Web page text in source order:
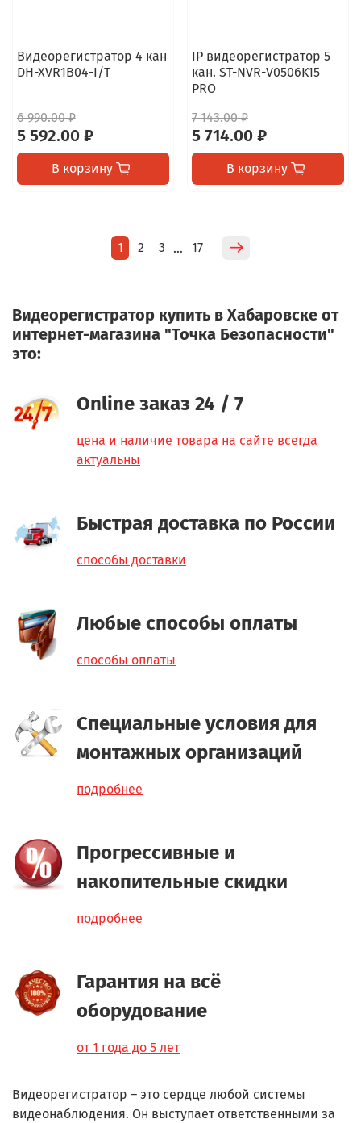
Видеорегистратор 4 кан
DH-XVR1B04-I/T
6 990.00 ₽
5 592.00 ₽
В корзину
IP видеорегистратор 5
кан. ST-NVR-V0506K15
PRO
7 143.00 ₽
5 714.00 ₽
В корзину
1 2 3 … 17
Видеорегистратор купить в Хабаровске от
интернет-магазина "Точка Безопасности"
это:
Online заказ 24 / 7
цена и наличие товара на сайте всегда
актуальны
Быстрая доставка по России
способы доставки
Любые способы оплаты
способы оплаты
Специальные условия для
монтажных организаций
подробнее
Прогрессивные и
накопительные скидки
подробнее
Гарантия на всё
оборудование
от 1 года до 5 лет
Видеорегистратор – это сердце любой системы
видеонаблюдения. Он выступает ответственными за